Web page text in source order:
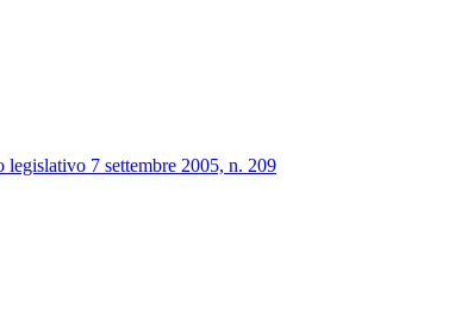
7 settembre 2005, n. 209